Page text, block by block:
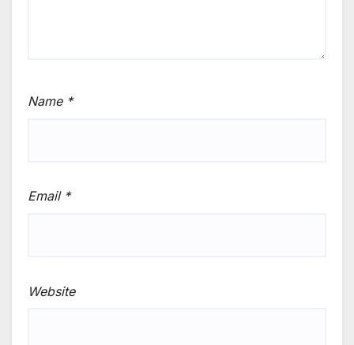
Name *
Email *
Website